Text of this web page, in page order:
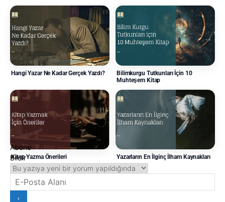
Hangi Yazar Ne Kadar Gerçek Yazdı?
Bilimkurgu Tutkunları İçin 10
Muhteşem Kitap
Kitap Yazma Önerileri Yazarların En İlginç İlham Kaynakları
Yorumlar
Abone
Bildir